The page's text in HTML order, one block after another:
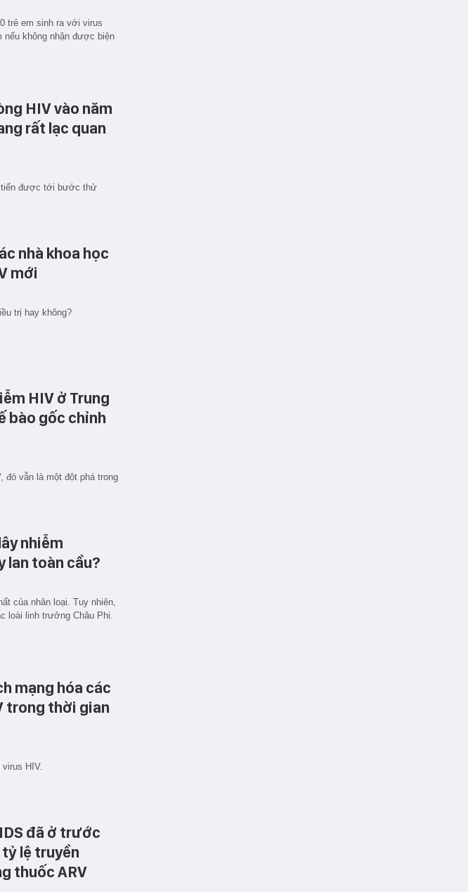
trẻ em sinh ra với virus
nếu không nhận được biện
HIV vào năm
rất lạc quan
tiến được tới bước thử
nhà khoa học
mới
trị hay không?
HIV ở Trung
bào gốc chỉnh
đó vẫn là một đột phá trong
nhiễm
lan toàn cầu?
của nhân loại. Tuy nhiên,
loài linh trưởng Châu Phi.
mạng hóa các
trong thời gian
HIV.
đã ở trước
lệ truyền
thuốc ARV